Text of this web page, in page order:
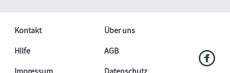
Kontakt
Über uns
Hilfe
AGB